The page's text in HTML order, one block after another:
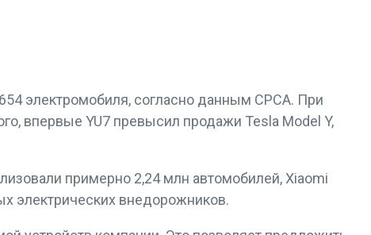
электромобиля, согласно данным CPCA. При
впервые YU7 превысил продажи Tesla Model Y,
примерно 2,24 млн автомобилей, Xiaomi
электрических внедорожников.